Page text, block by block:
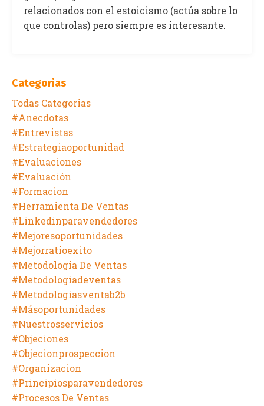
relacionados con el estoicismo (actúa sobre lo
que controlas) pero siempre es interesante.
Categorias
Todas Categorias
#anecdotas
#entrevistas
#estrategiaoportunidad
#evaluaciones
#evaluación
#formacion
#herramienta De Ventas
#linkedinparavendedores
#mejoresoportunidades
#mejorratioexito
#metodologia De Ventas
#metodologiadeventas
#metodologiasventab2b
#másoportunidades
#nuestrosservicios
#objeciones
#objecionprospeccion
#organizacion
#principiosparavendedores
#procesos De Ventas